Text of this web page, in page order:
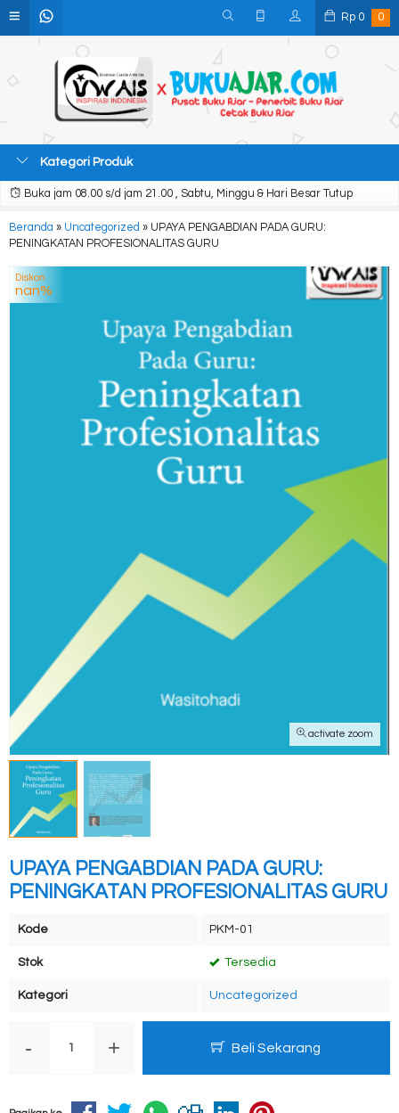
Rp 0 0
Kategori Produk
Buka jam 08.00 s/d jam 21.00 , Sabtu, Minggu & Hari Besar Tutup
Beranda » Uncategorized » UPAYA PENGABDIAN PADA GURU:
PENINGKATAN PROFESIONALITAS GURU
activate zoom
Diskon
nan%
UPAYA PENGABDIAN PADA GURU:
PENINGKATAN PROFESIONALITAS GURU
Kode PKM-01
Stok Tersedia
Kategori Uncategorized
- + Beli Sekarang